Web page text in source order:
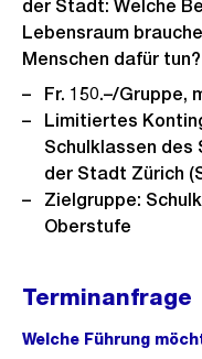
der Stadt: Welche
Lebensraum
Menschen dafür tun?
Fr. 150.–/Gruppe,
Limitiertes
Schulklassen
der Stadt Zürich
Zielgruppe:
Oberstufe
Terminanfrage
Welche Führung